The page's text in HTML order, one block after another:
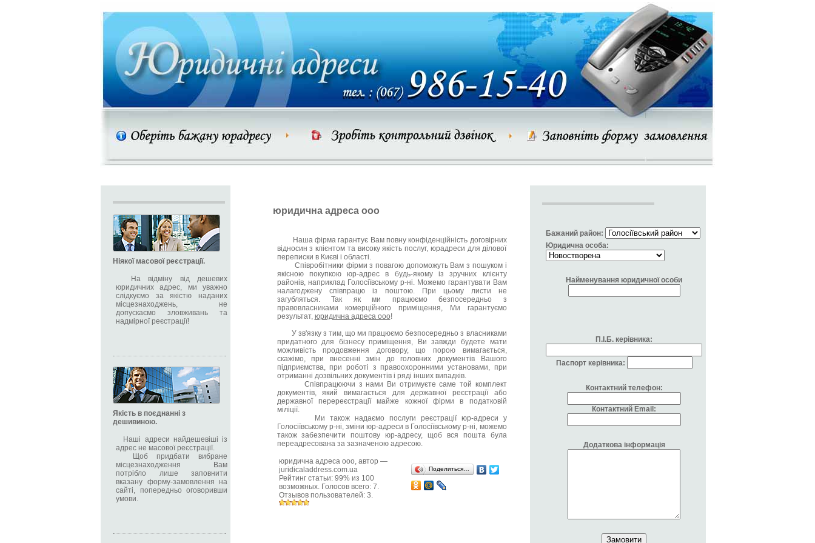
Ніякої масової реєстрації.
На відміну від дешевих
юридичних адрес, ми уважно
слідкуємо за якістю наданих
місцезнаходжень, не
допускаємо зловживань та
надмірної реєстрації!
Якість в поєднанні з
дешивиною.
Наші адреси найдешевіші із
адрес не масової реєстрації.
Щоб придбати вибране
місцезнаходження Вам
потрібло лише заповнити
вказану форму-замовлення на
сайті, попередньо оговоривши
умови.
юридична адреса ооо
Наша фірма гарантує Вам повну конфіденційність договірних
відносин з клієнтом та високу якість послуг, юрадреси для ділової
переписки в Києві і області.
Співробітники фірми з повагою допоможуть Вам з пошуком і
якісною покупкою юр-адрес в будь-якому із зручних клієнту
районів, наприклад Голосіївському р-ні. Можемо гарантувати Вам
налагоджену співпрацю із поштою. При цьому листи не
загубляться. Так як ми працюємо безпосередньо з
правовласниками комерційного приміщення, Ми гарантуємо
результат, юридична адреса ооо!
У зв'язку з тим, що ми працюємо безпосередньо з власниками
придатного для бізнесу приміщення, Ви завжди будете мати
можливість продовження договору, що порою вимагається,
скажімо, при внесенні змін до головних документів Вашого
підприємства, при роботі з правоохоронними установами, при
отриманні дозвільних документів і ряді інших випадків.
Співпрацюючи з нами Ви отримуєте саме той комплект
документів, який вимагається для державної реєстрації або
державної перереєстрації майже кожної фірми в податковій
міліції.
Ми також надаємо послуги реєстрації юр-адреси у
Голосіївському р-ні, зміни юр-адреси в Голосіївському р-ні, можемо
також забезпечити поштову юр-адресу, щоб вся пошта була
переадресована за зазначеною адресою.
юридична адреса ооо, автор —
juridicaladdress.com.ua
Рейтинг статьи: 99% из 100
возможных. Голосов всего: 7.
Отзывов пользователей: 3.
Поделиться…
Бажаний район:
Юридична особа:
Найменування юридичної особи
П.І.Б. керівника:
Паспорт керівника:
Контактний телефон:
Контактний Email:
Додаткова інформація